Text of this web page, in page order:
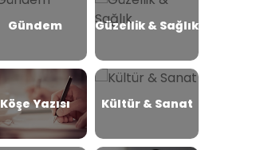
Gündem Güzellik & Sağlık
Köşe Yazısı Kültür & Sanat